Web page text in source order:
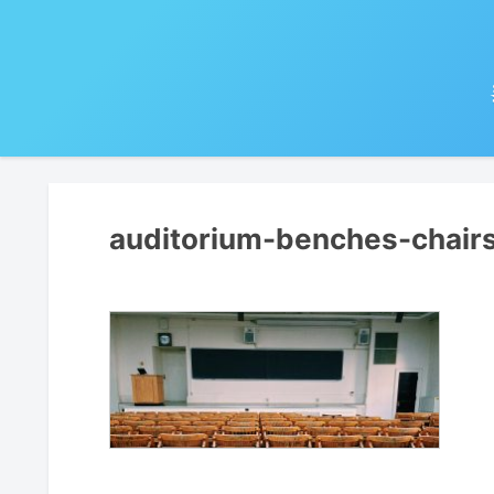
auditorium-benches-